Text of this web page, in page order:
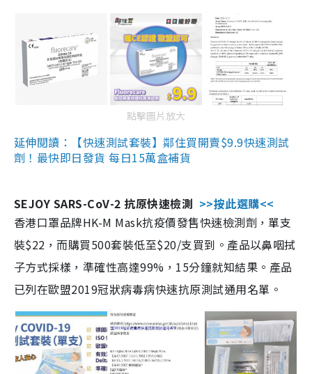
點擊圖片放大
延伸閱讀：【快速測試套裝】鄰住買開賣$9.9快速測試
劑！最快即日發貨 每日15萬盒補貨
SEJOY SARS-CoV-2 抗原快速檢測 >>按此選購<<
香港口罩品牌HK-M Mask抗疫價發售快速檢測劑，單支
裝$22，而購買500套裝低至$20/支買到。產品以鼻咽拭
子方式採樣，準確性高達99%，15分鐘就知結果。產品
已列在歐盟2019冠狀病毒病快速抗原測試通用名單。